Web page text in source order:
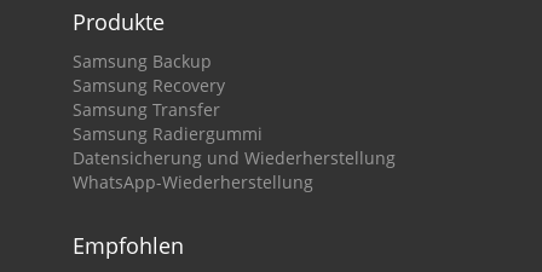
Produkte
Samsung Backup
Samsung Recovery
Samsung Transfer
Samsung Radiergummi
Datensicherung und Wiederherstellung
WhatsApp-Wiederherstellung
Empfohlen